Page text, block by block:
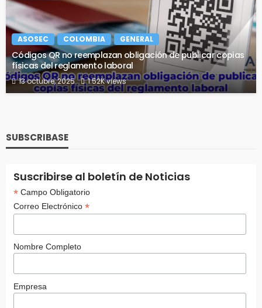
ASOSEC COLOMBIA GENERAL
Códigos QR no reemplazan obligación de publicar copias
físicas del reglamento laboral
13 octubre, 2025 1.52K views
SUBSCRIBASE
Suscribirse al boletín de Noticias
*Campo Obligatorio
Correo Electrónico *
Nombre Completo
Empresa